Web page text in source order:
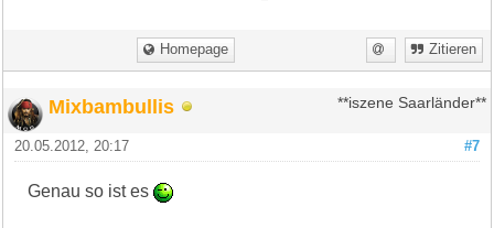
Homepage Zitieren
Mixbambullis **iszene Saarländer**
#7
20.05.2012, 20:17
Genau so ist es